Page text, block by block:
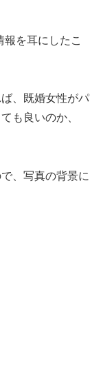
を耳にしたこ
、既婚女性がパ
も良いのか、
、写真の背景に